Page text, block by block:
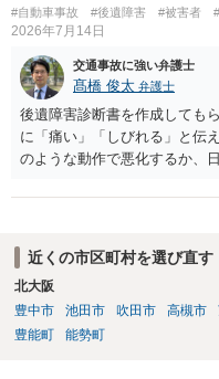
そして，捜査機関としては，
情が見当たらないのだと思い
警察の方に事実を理解しても
認識に沿った解決につながる
の現場から離れて様子を窺い
かを確認して，警察がきてい
ませればいいだろうと思って
るのだと思います。不救護・
#自動車事故 #後遺障害 #被害者
2026年7月14日
交通事故に強い弁護士
髙橋 俊太 弁護士
後遺障害診断書を作成しても
に「痛い」「しびれる」と伝
のような動作で悪化するか、
に痛みが出る、長時間座れな
日頃と考えられます。ただし
ものではなく、治療経過や主
日であったことも含め、主治
定後も、痛みが残っていれば
後の治療費は、相手方保険会
近くの市区町村を選び直す
北大阪
豊中市
池田市 吹田市 高槻市
豊能町
能勢町